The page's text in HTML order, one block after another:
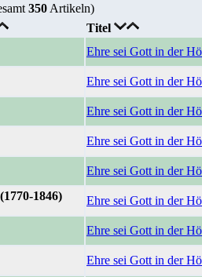
350 Artikeln)
Titel
Ehre sei Gott in der
Ehre sei Gott in der
Ehre sei Gott in der
Ehre sei Gott in der
Ehre sei Gott in der
1846)
Ehre sei Gott in der
Ehre sei Gott in der
Ehre sei Gott in der